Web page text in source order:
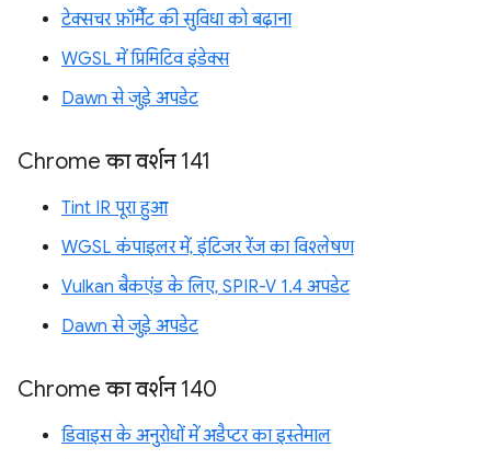
टेक्सचर फ़ॉर्मैट की सुविधा को बढ़ाना
WGSL में प्रिमिटिव इंडेक्स
Dawn से जुड़े अपडेट
Chrome का वर्शन 141
Tint IR पूरा हुआ
WGSL कंपाइलर में, इंटिजर रेंज का विश्लेषण
Vulkan बैकएंड के लिए, SPIR-V 1.4 अपडेट
Dawn से जुड़े अपडेट
Chrome का वर्शन 140
डिवाइस के अनुरोधों में अडैप्टर का इस्तेमाल